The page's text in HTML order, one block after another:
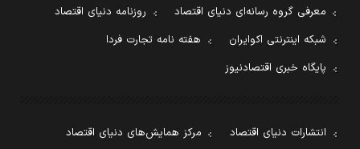
معرفی گروه رسانه‌ای دنیای اقتصاد
روزنامه دنیای اقتصاد
شبکه اینترنتی اکوایران
هفته نامه تجارت فردا
پایگاه خبری اقتصادنیوز
انتشارات دنیای اقتصاد
مرکز همایش‌های دنیای اقتصاد